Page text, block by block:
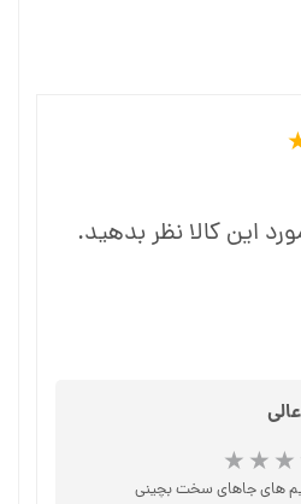
این کالا نظر بدهید.
های جاهای سخت بچینی